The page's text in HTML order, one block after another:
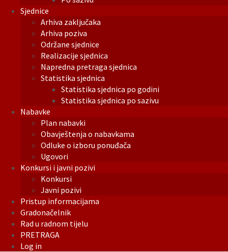
Sjednice
Arhiva zaključaka
Arhiva poziva
Održane sjednice
Realizacije sjednica
Napredna pretraga sjednica
Statistika sjednica
Statistika sjednica po godini
Statistika sjednica po sazivu
Nabavke
Plan nabavki
Obavještenja o nabavkama
Odluke o izboru ponuđača
Ugovori
Konkursi i javni pozivi
Konkursi
Javni pozivi
Pristup informacijama
Gradonačelnik
Rad u radnom tijelu
PRETRAGA
Log in